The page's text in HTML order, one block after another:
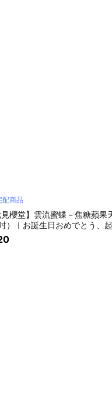
配商品
見櫻堂】雲流蜜蝶－焦糖蘋果
吋）︱お誕生日おめでとう、